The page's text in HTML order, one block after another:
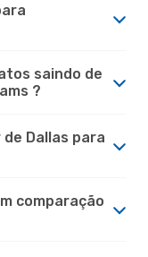
saindo de
?
Dallas para
comparação